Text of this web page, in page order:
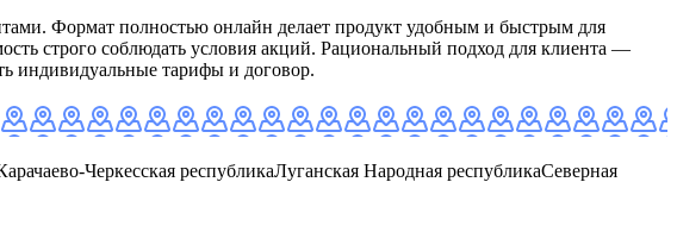
Формат полностью онлайн делает продукт удобным и быстрым для
строго соблюдать условия акций. Рациональный подход для клиента —
индивидуальные тарифы и договор.
Черкесская республикаЛуганская Народная республикаСеверная